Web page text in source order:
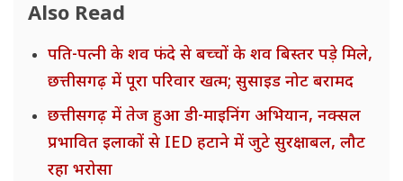
Also Read
पति-पत्नी के शव फंदे से बच्चों के शव बिस्तर पड़े मिले,
छत्तीसगढ़ में पूरा परिवार खत्म; सुसाइड नोट बरामद
छत्तीसगढ़ में तेज हुआ डी-माइनिंग अभियान, नक्सल
प्रभावित इलाकों से IED हटाने में जुटे सुरक्षाबल, लौट
रहा भरोसा